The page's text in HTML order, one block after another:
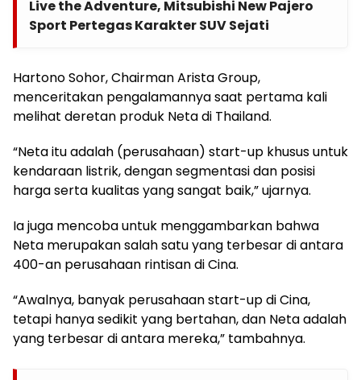
Live the Adventure, Mitsubishi New Pajero
Sport Pertegas Karakter SUV Sejati
Hartono Sohor, Chairman Arista Group,
menceritakan pengalamannya saat pertama kali
melihat deretan produk Neta di Thailand.
“Neta itu adalah (perusahaan) start-up khusus untuk
kendaraan listrik, dengan segmentasi dan posisi
harga serta kualitas yang sangat baik,” ujarnya.
Ia juga mencoba untuk menggambarkan bahwa
Neta merupakan salah satu yang terbesar di antara
400-an perusahaan rintisan di Cina.
“Awalnya, banyak perusahaan start-up di Cina,
tetapi hanya sedikit yang bertahan, dan Neta adalah
yang terbesar di antara mereka,” tambahnya.